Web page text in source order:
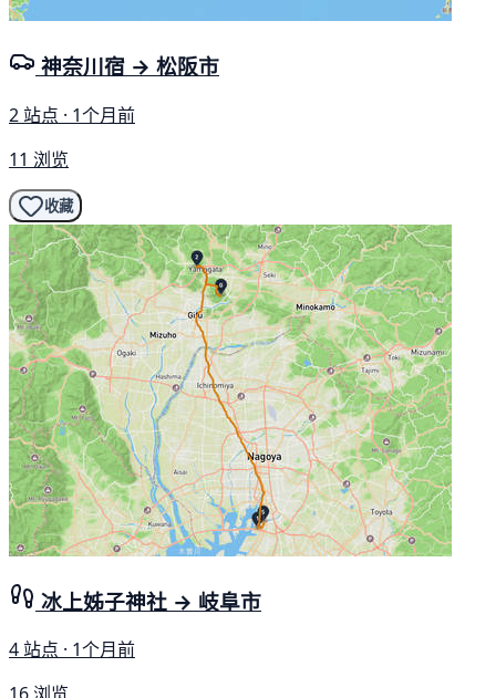
神奈川宿 → 松阪市
2 站点 · 1个月前
11 浏览
收藏
冰上姊子神社 → 岐阜市
4 站点 · 1个月前